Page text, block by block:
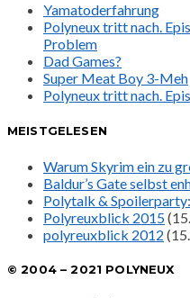
Yamatoderfahrung
Polyneux tritt nach.
Problem
Dad Games?
Super Meat Boy 3-Meh
Polyneux tritt nach.
MEISTGELESEN
Warum Skyrim ein zu
Baldur’s Gate selbst
Polytalk &
Polyreuxblick 2015
polyreuxblick 2012
© 2004 – 2021 POLYNEUX